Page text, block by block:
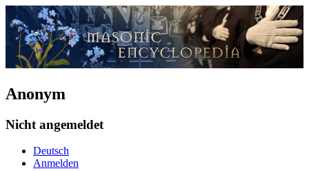
Anonym
Nicht angemeldet
Deutsch
Anmelden